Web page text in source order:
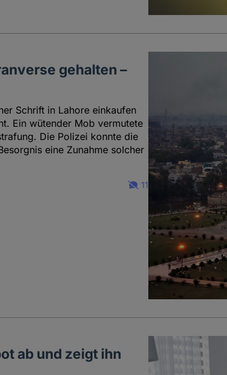
gehalten –
Schrift in Lahore einkaufen
Ein wütender Mob vermutete
Die Polizei konnte die
eine Zunahme solcher
11
ab und zeigt ihn